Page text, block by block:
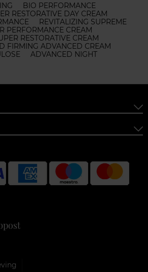
BIO PERFORMANCE
RESTORATIVE DAY CREAM
REVITALIZING SUPREME
PERFORMANCE CREAM
RESTORATIVE CREAM
FIRMING ADVANCED CREAM
ADVANCED NIGHT